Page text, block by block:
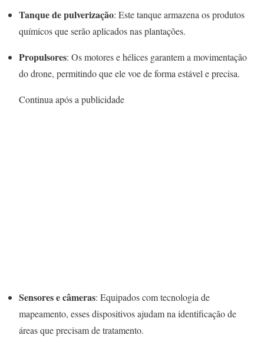
Tanque de pulverização: Este tanque armazena os produtos
químicos que serão aplicados nas plantações.
Propulsores: Os motores e hélices garantem a movimentação
do drone, permitindo que ele voe de forma estável e precisa.
Continua após a publicidade
Sensores e câmeras: Equipados com tecnologia de
mapeamento, esses dispositivos ajudam na identificação de
áreas que precisam de tratamento.